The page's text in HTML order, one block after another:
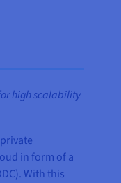
high scalability
in form of a
With this